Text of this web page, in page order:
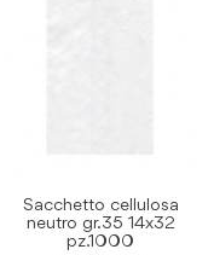
Sacchetto cellulosa
neutro gr.35 14x32
pz.1000